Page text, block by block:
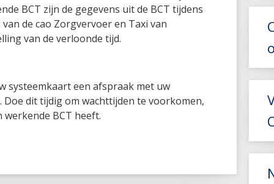
BCT zijn de gegevens uit de BCT tijdens
de cao Zorgvervoer en Taxi van
van de verloonde tijd.
systeemkaart een afspraak met uw
dit tijdig om wachttijden te voorkomen,
werkende BCT heeft.